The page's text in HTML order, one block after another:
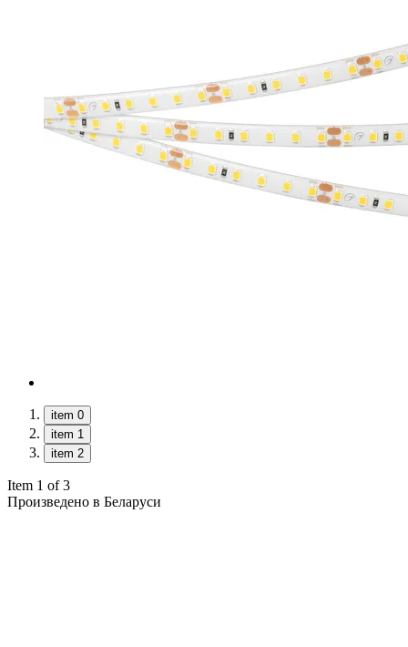
item 0
item 1
item 2
Item 1 of 3
Произведено в Беларуси